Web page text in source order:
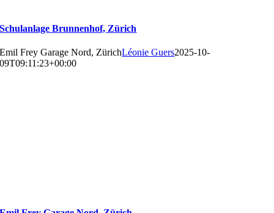
Schulanlage Brunnenhof, Zürich
Emil Frey Garage Nord, ZürichLéonie Guers2025-10-
09T09:11:23+00:00